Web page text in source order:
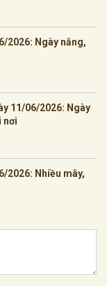
2026: Ngày nắng,
11/06/2026: Ngày
nơi
2026: Nhiều mây,